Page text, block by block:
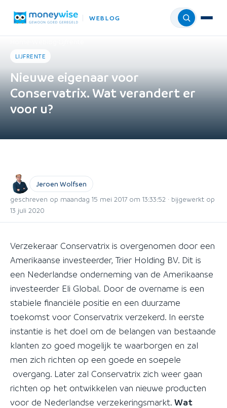
WEBLOG Menu
LIJFRENTE
Nieuwe eigenaar voor
Conservatrix. Wat verandert er
voor u?
Jeroen Wolfsen
geschreven op maandag 15 mei 2017 om 13:33:52 · bijgewerkt op
13 juli 2020
Verzekeraar Conservatrix is overgenomen door een
Amerikaanse investeerder, Trier Holding BV. Dit is
een Nederlandse onderneming van de Amerikaanse
investeerder Eli Global. Door de overname is een
stabiele financiële positie en een duurzame
toekomst voor Conservatrix verzekerd. In eerste
instantie is het doel om de belangen van bestaande
klanten zo goed mogelijk te waarborgen en zal
men zich richten op een goede en soepele
overgang. Later zal Conservatrix zich weer gaan
richten op het ontwikkelen van nieuwe producten
voor de Nederlandse verzekeringsmarkt. Wat